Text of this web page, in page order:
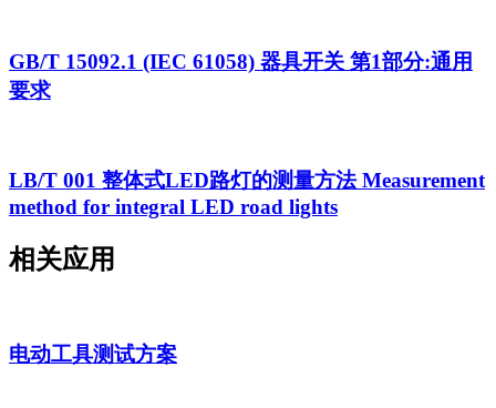
GB/T 15092.1 (IEC 61058) 器具开关 第1部分:通用
要求
LB/T 001 整体式LED路灯的测量方法 Measurement
method for integral LED road lights
相关应用
电动工具测试方案